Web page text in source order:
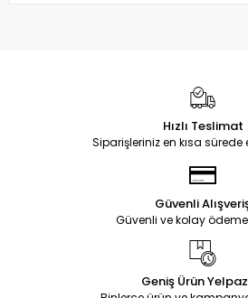
Hızlı Teslimat
Siparişleriniz en kısa sürede
Güvenli
Güvenli ve kolay
Geniş Ürün